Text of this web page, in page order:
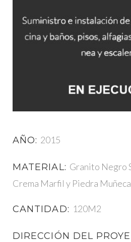
AÑO: 2015
MATERIAL: Granito Negro
Crema Marfil y Piedra Muñeca
CANTIDAD: 120M2
DIRECCIÓN DEL